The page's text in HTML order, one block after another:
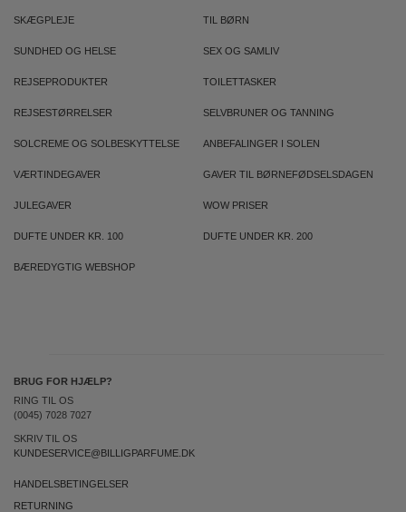
SKÆGPLEJE TIL BØRN
SUNDHED OG HELSE SEX OG SAMLIV
REJSEPRODUKTER TOILETTASKER
REJSESTØRRELSER SELVBRUNER OG TANNING
SOLCREME OG SOLBESKYTTELSE ANBEFALINGER I SOLEN
VÆRTINDEGAVER GAVER TIL BØRNEFØDSELSDAGEN
JULEGAVER WOW PRISER
DUFTE UNDER KR. 100 DUFTE UNDER KR. 200
BÆREDYGTIG WEBSHOP
BRUG FOR HJÆLP?
RING TIL OS
(0045) 7028 7027
SKRIV TIL OS
KUNDESERVICE@BILLIGPARFUME.DK
HANDELSBETINGELSER
RETURNING